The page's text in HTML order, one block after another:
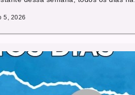
5, 2026